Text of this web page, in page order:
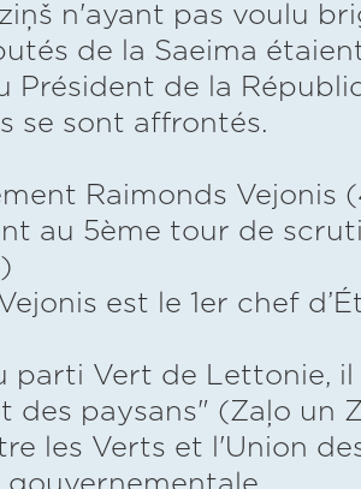
n'ayant pas voulu
de la Saeima
Président de la
se sont affrontés.
Raimonds Vejonis
au 5ème tour de
est le 1er chef
parti Vert de Lettonie,
des paysans" (Zaļo un
les Verts et l'Union